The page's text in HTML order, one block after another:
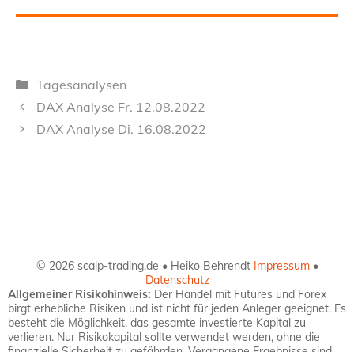
Kategorien
Tagesanalysen
DAX Analyse Fr. 12.08.2022
DAX Analyse Di. 16.08.2022
© 2026 scalp-trading.de • Heiko Behrendt Impressum•
Datenschutz
Allgemeiner Risikohinweis: Der Handel mit Futures und Forex
birgt erhebliche Risiken und ist nicht für jeden Anleger geeignet. Es
besteht die Möglichkeit, das gesamte investierte Kapital zu
verlieren. Nur Risikokapital sollte verwendet werden, ohne die